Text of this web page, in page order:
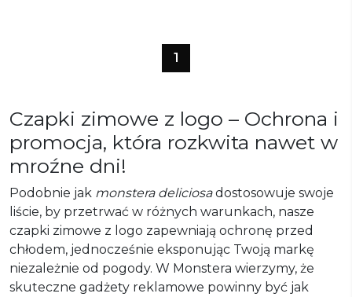
1
Czapki zimowe z logo – Ochrona i
promocja, która rozkwita nawet w
mroźne dni!
Podobnie jak monstera deliciosadostosowuje swoje
liście, by przetrwać w różnych warunkach, nasze
czapki zimowe z logo zapewniają ochronę przed
chłodem, jednocześnie eksponując Twoją markę
niezależnie od pogody. W Monstera wierzymy, że
skuteczne gadżety reklamowe powinny być jak